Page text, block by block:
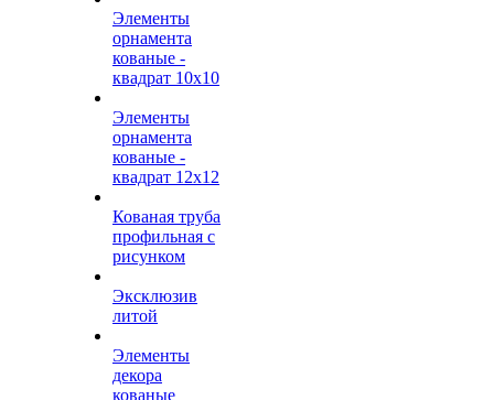
Элементы
орнамента
кованые -
квадрат 10х10
Элементы
орнамента
кованые -
квадрат 12х12
Кованая труба
профильная с
рисунком
Эксклюзив
литой
Элементы
декора
кованые